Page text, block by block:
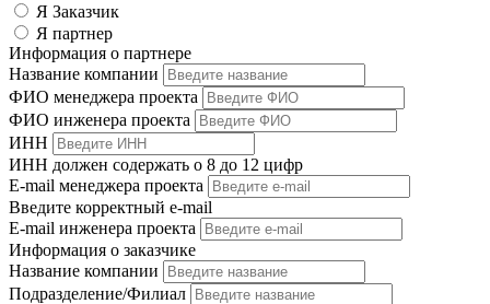
Я Заказчик
Я партнер
Информация о партнере
Название компании
ФИО менеджера проекта
ФИО инженера проекта
ИНН
ИНН должен содержать о 8 до 12 цифр
E-mail менеджера проекта
Введите корректный e-mail
E-mail инженера проекта
Информация о заказчике
Название компании
Подразделение/Филиал